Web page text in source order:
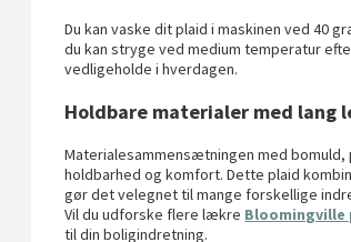
Du kan vaske dit plaid i maskinen ved 40
du kan stryge ved medium temperatur
vedligeholde i hverdagen.
Holdbare materialer med lang
Materialesammensætningen med
holdbarhed og komfort. Dette plaid
gør det velegnet til mange forskellige
Vil du udforske flere lækre
til din boligindretning.